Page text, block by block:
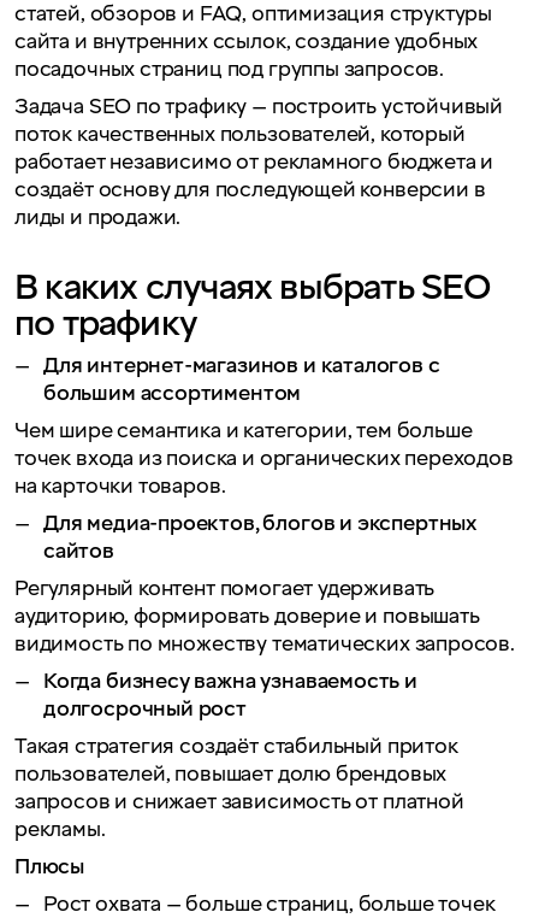
статей, обзоров и FAQ, оптимизация структуры
сайта и внутренних ссылок, создание удобных
посадочных страниц под группы запросов.
Задача SEO по трафику — построить устойчивый
поток качественных пользователей, который
работает независимо от рекламного бюджета и
создаёт основу для последующей конверсии в
лиды и продажи.
В каких случаях выбрать SEO
по трафику
Для интернет-магазинов и каталогов с
большим ассортиментом
Чем шире семантика и категории, тем больше
точек входа из поиска и органических переходов
на карточки товаров.
Для медиа-проектов, блогов и экспертных
сайтов
Регулярный контент помогает удерживать
аудиторию, формировать доверие и повышать
видимость по множеству тематических запросов.
Когда бизнесу важна узнаваемость и
долгосрочный рост
Такая стратегия создаёт стабильный приток
пользователей, повышает долю брендовых
запросов и снижает зависимость от платной
рекламы.
Плюсы
Рост охвата — больше страниц, больше точек